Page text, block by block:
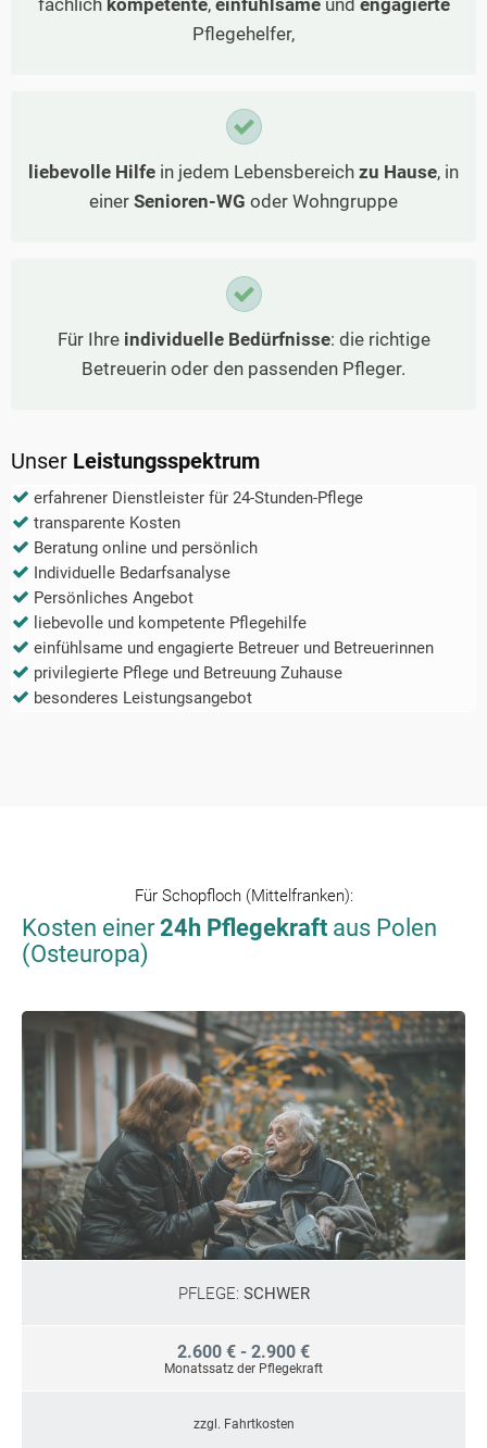
fachlich kompetente, einfühlsameund engagierte
Pflegehelfer,
liebevolle Hilfe in jedem Lebensbereich zu Hause, in
einer Senioren-WG oder Wohngruppe
Für Ihre individuelle Bedürfnisse: die richtige
Betreuerin oder den passenden Pfleger.
Unser Leistungsspektrum
erfahrener Dienstleister für 24-Stunden-Pflege
transparente Kosten
Beratung online und persönlich
Individuelle Bedarfsanalyse
Persönliches Angebot
liebevolle und kompetente Pflegehilfe
einfühlsame und engagierte Betreuer und Betreuerinnen
privilegierte Pflege und Betreuung Zuhause
besonderes Leistungsangebot
Für Schopfloch (Mittelfranken):
Kosten einer24h Pflegekraft aus Polen
(Osteuropa)
PFLEGE: SCHWER
2.600 € - 2.900 €
Monatssatz der Pflegekraft
zzgl. Fahrtkosten